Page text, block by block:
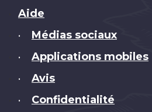
Brand
Aide
• Médias sociaux
• Applications mobiles
• Avis
• Confidentialité